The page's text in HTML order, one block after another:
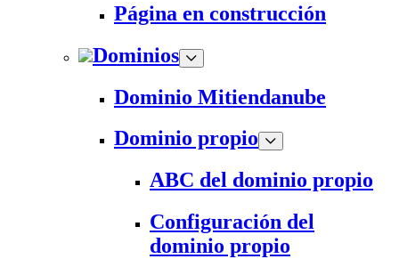
Página en construcción
Dominios
Dominio Mitiendanube
Dominio propio
ABC del dominio propio
Configuración del
dominio propio